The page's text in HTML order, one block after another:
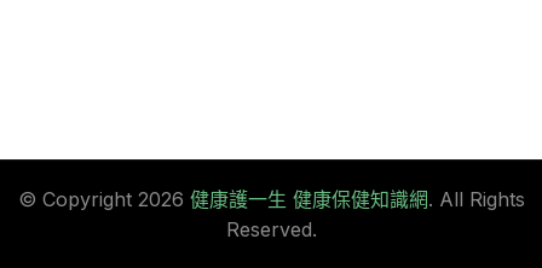
© Copyright 2026 健康護一生 健康保健知識網. All Rights
Reserved.